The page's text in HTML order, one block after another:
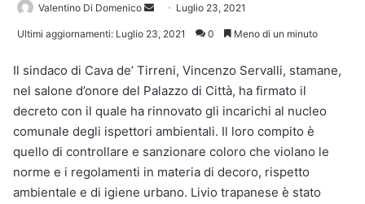
Valentino Di Domenico
Invia Luglio 23, 2021
Ultimi aggiornamenti: Luglio 23, 2021 0 Meno di un minuto
Il sindaco di Cava de’ Tirreni, Vincenzo Servalli, stamane,
nel salone d’onore del Palazzo di Città, ha firmato il
decreto con il quale ha rinnovato gli incarichi al nucleo
comunale degli ispettori ambientali. Il loro compito è
quello di controllare e sanzionare coloro che violano le
norme e i regolamenti in materia di decoro, rispetto
ambientale e di igiene urbano. Livio trapanese è stato